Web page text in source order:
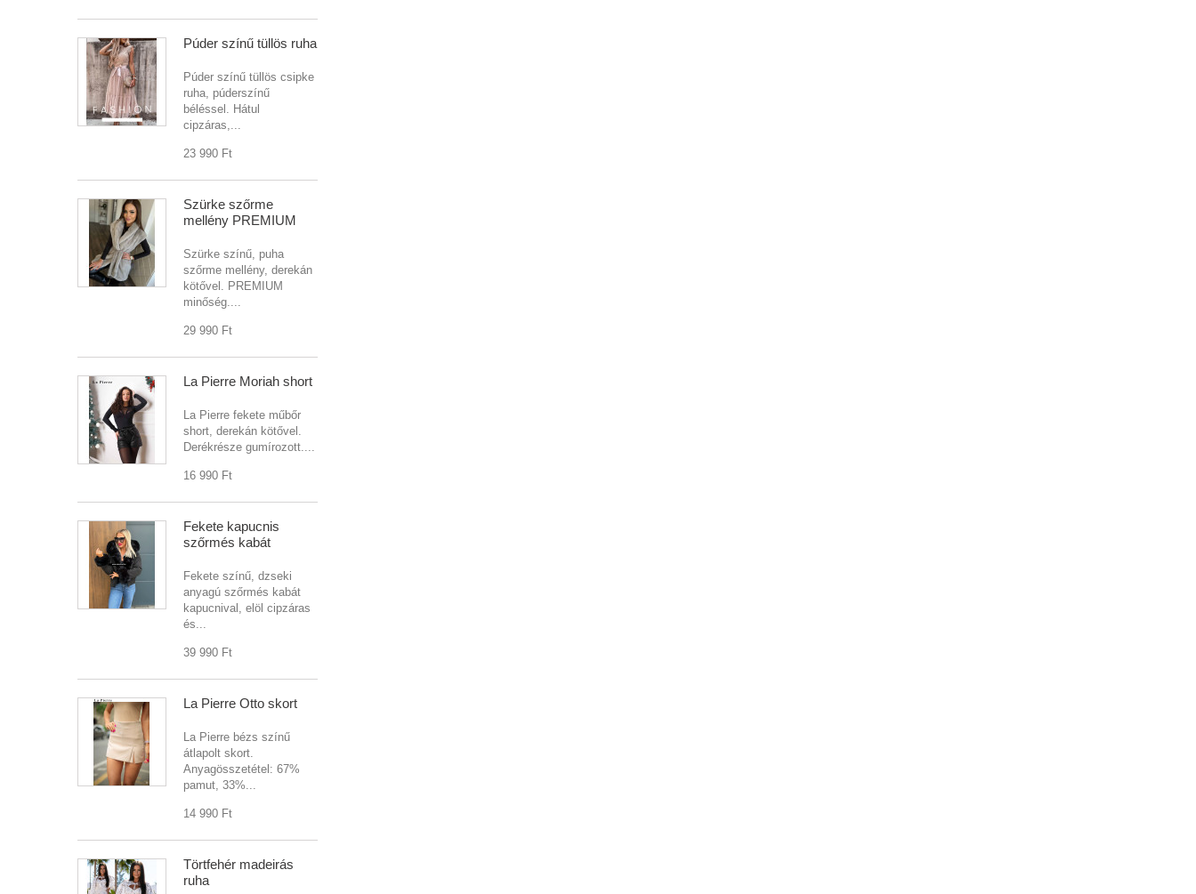
Púder színű tüllös ruha
Púder színű tüllös csipke
ruha, púderszínű
béléssel. Hátul
cipzáras,...
23 990 Ft‎
Szürke szőrme
mellény PREMIUM
Szürke színű, puha
szőrme mellény, derekán
kötővel. PREMIUM
minőség....
29 990 Ft‎
La Pierre Moriah short
La Pierre fekete műbőr
short, derekán kötővel.
Derékrésze gumírozott....
16 990 Ft‎
Fekete kapucnis
szőrmés kabát
Fekete színű, dzseki
anyagú szőrmés kabát
kapucnival, elöl cipzáras
és...
39 990 Ft‎
La Pierre Otto skort
La Pierre bézs színű
átlapolt skort.
Anyagösszetétel: 67%
pamut, 33%...
14 990 Ft‎
Törtfehér madeirás
ruha